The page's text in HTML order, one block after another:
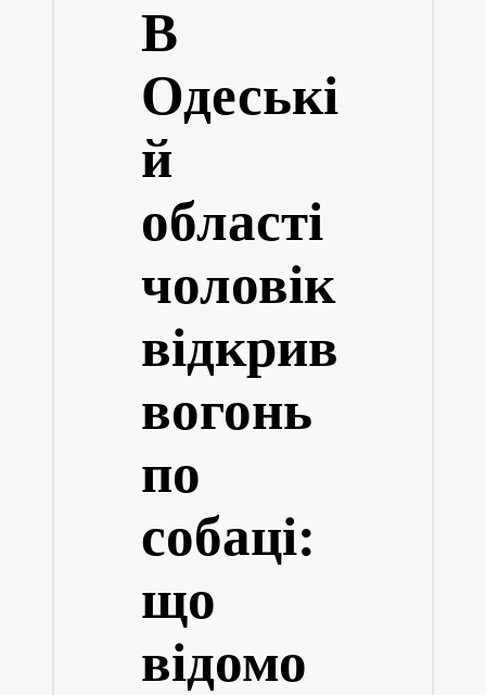
В
Одеські
й
області
чоловік
відкрив
вогонь
по
собаці:
що
відомо